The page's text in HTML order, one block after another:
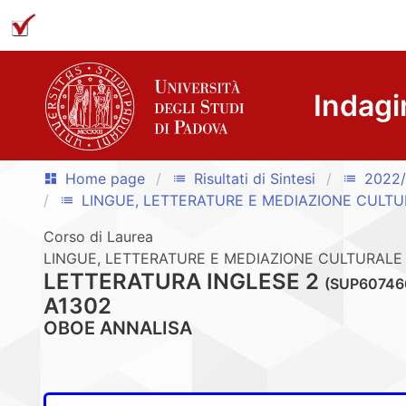
dashboard Home page list Risultati di Sintesi list
list LINGUE, LETTERATURE E MEDIAZIONE
Corso di Laurea
LINGUE, LETTERATURE E MEDIAZIONE
LETTERATURA INGLESE 2
A1302
OBOE ANNALISA